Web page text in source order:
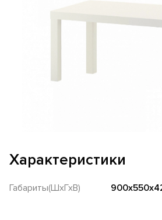
Характеристики
Габариты(ШхГхВ)